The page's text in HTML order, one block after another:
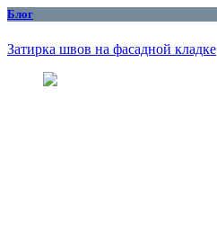
Блог
Затирка швов на фасадной кладке